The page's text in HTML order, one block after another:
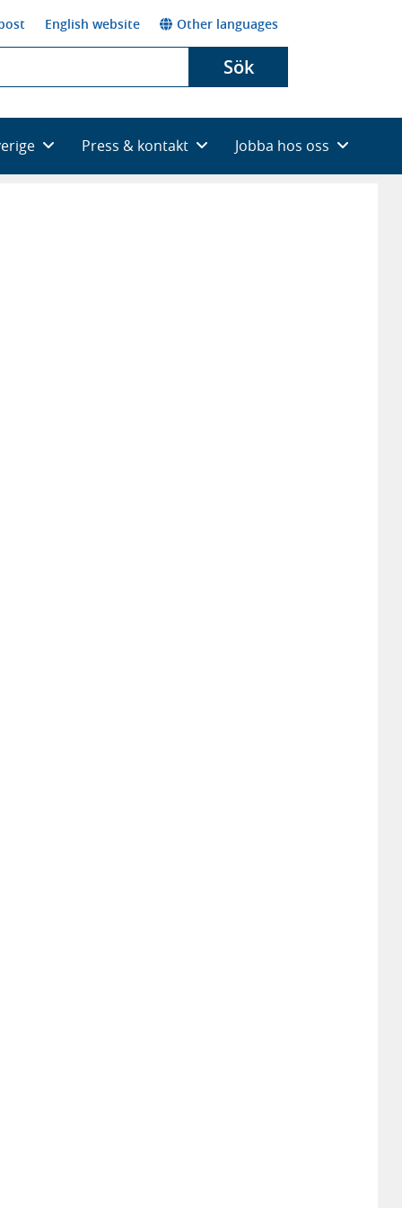
English website Other languages
Sök
Press & kontakt Jobba hos oss